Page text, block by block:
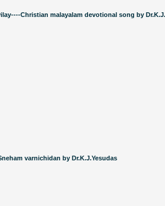
Christian malayalam devotional song by
varnichidan by Dr.K.J.Yesudas